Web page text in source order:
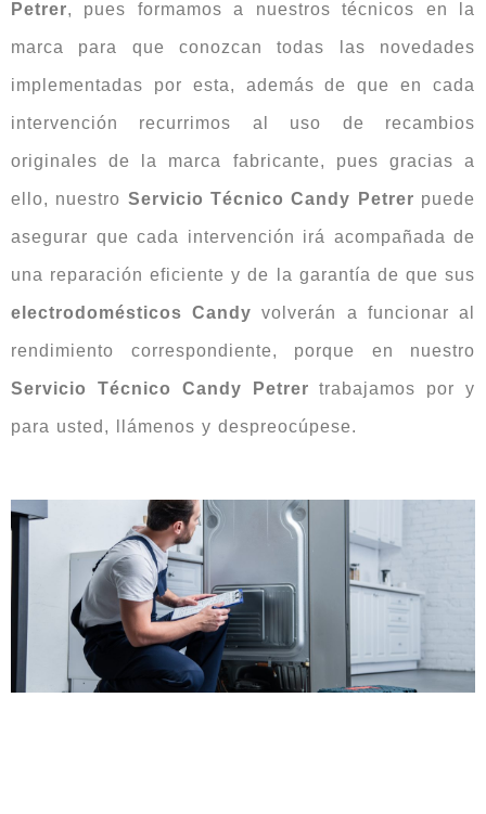
Petrer, pues formamos a nuestros técnicos en la
marca para que conozcan todas las novedades
implementadas por esta, además de que en cada
intervención recurrimos al uso de recambios
originales de la marca fabricante, pues gracias a
ello, nuestro Servicio Técnico Candy Petrer puede
asegurar que cada intervención irá acompañada de
una reparación eficiente y de la garantía de que sus
electrodomésticos Candy volverán a funcionar al
rendimiento correspondiente, porque en nuestro
Servicio Técnico Candy Petrer trabajamos por y
para usted, llámenos y despreocúpese.